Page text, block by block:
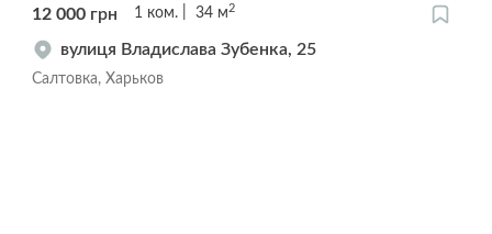
12 000 грн 1 ком. 34 м 2
вулиця Владислава Зубенка, 25
Салтовка, Харьков